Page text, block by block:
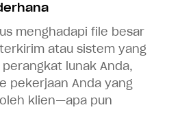
menghadapi file besar
atau sistem yang
lunak Anda,
pekerjaan Anda yang
klien—apa pun